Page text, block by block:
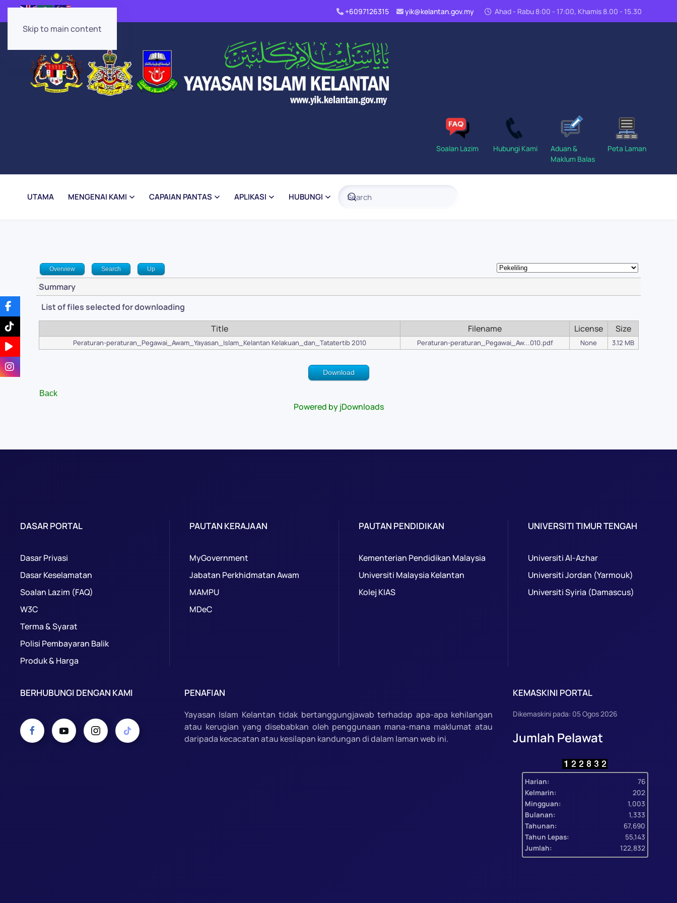
Skip to main content
+6097126315 yik@kelantan.gov.my Ahad - Rabu 8:00 - 17:00, Khamis 8.00 - 15.30
Soalan Lazim Hubungi Kami
Aduan &
Maklum Balas
Peta Laman
UTAMA MENGENAI KAMI CAPAIAN PANTAS APLIKASI HUBUNGI
Overview Search Up
Summary
List of files selected for downloading
Title
Filename License Size
Peraturan-peraturan_Pegawai_Awam_Yayasan_Islam_Kelantan Kelakuan_dan_Tatatertib 2010 Peraturan-peraturan_Pegawai_Aw...010.pdf None 3.12 MB
Download
Back
Powered by jDownloads
DASAR PORTAL
Dasar Privasi
Dasar Keselamatan
Soalan Lazim (FAQ)
W3C
Terma & Syarat
Polisi Pembayaran Balik
Produk & Harga
PAUTAN KERAJAAN
MyGovernment
Jabatan Perkhidmatan Awam
MAMPU
MDeC
PAUTAN PENDIDIKAN
Kementerian Pendidikan Malaysia
Universiti Malaysia Kelantan
Kolej KIAS
UNIVERSITI TIMUR TENGAH
Universiti Al-Azhar
Universiti Jordan (Yarmouk)
Universiti Syiria (Damascus)
BERHUBUNGI DENGAN KAMI PENAFIAN
Yayasan Islam Kelantan tidak bertanggungjawab terhadap apa-apa kehilangan
atau kerugian yang disebabkan oleh penggunaan mana-mana maklumat atau
daripada kecacatan atau kesilapan kandungan di dalam laman web ini.
KEMASKINI PORTAL
Dikemaskini pada: 05 Ogos 2026
Jumlah Pelawat
Harian:
76
Kelmarin:
202
Mingguan:
1,003
Bulanan:
1,333
Tahunan:
67,690
Tahun Lepas:
55,143
Jumlah:
122,832